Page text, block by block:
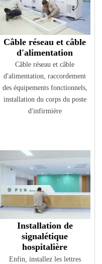
Câble réseau et câble
d'alimentation
Câble réseau et câble
d'alimentation, raccordement
des équipements fonctionnels,
installation du corps du poste
d'infirmière
Installation de
signalétique
hospitalière
Enfin, installez les lettres